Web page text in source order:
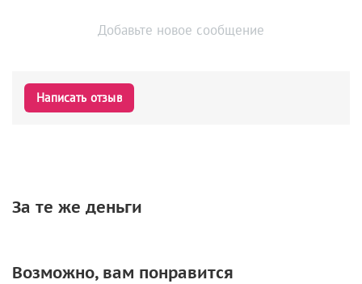
Добавьте новое сообщение
Написать отзыв
За те же деньги
Возможно, вам понравится